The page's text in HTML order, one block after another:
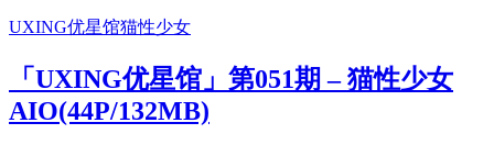
UXING优星馆猫性少女
「UXING优星馆」第051期 – 猫性少女
AIO(44P/132MB)